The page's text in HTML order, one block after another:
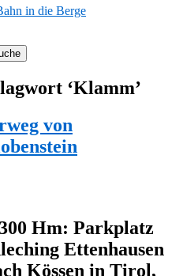
in die Berge
‘Klamm’
von
Hm: Parkplatz
Ettenhausen
Kössen in Tirol,